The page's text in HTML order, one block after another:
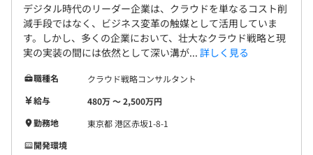
デジタル時代のリーダー企業は、クラウドを単なるコスト削
減手段ではなく、ビジネス変革の触媒として活用していま
す。しかし、多くの企業において、壮大なクラウド戦略と現
実の実装の間には依然として深い溝が... 詳しく見る
職種名
クラウド戦略コンサルタント
給与
480万 〜 2,500万円
勤務地
東京都 港区赤坂1-8-1
開発環境